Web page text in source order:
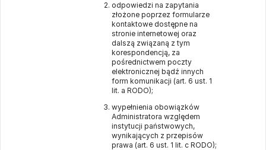
odpowiedzi na zapytania
złożone poprzez formularze
kontaktowe dostępne na
stronie internetowej oraz
dalszą związaną z tym
korespondencją, za
pośrednictwem poczty
elektronicznej bądź innych
form komunikacji (art. 6 ust. 1
lit. a RODO);
wypełnienia obowiązków
Administratora względem
instytucji państwowych,
wynikających z przepisów
prawa (art. 6 ust. 1 lit. c RODO);